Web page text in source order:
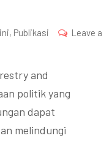
, Publikasi
Leave a
and
politik yang
dapat
melindungi